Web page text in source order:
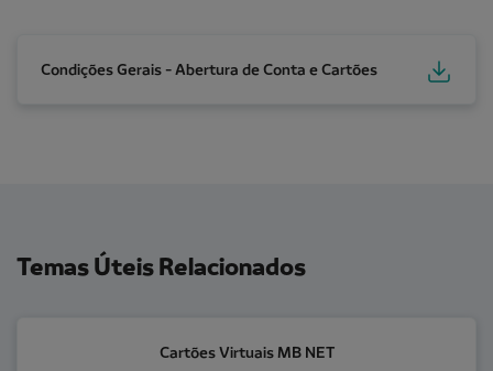
Condições Gerais - Abertura de Conta e Cartões
Temas Úteis Relacionados
Cartões Virtuais MB NET